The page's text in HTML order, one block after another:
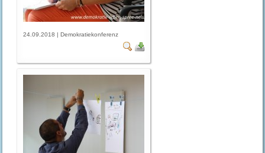
24.09.2018 | Demokratiekonferenz